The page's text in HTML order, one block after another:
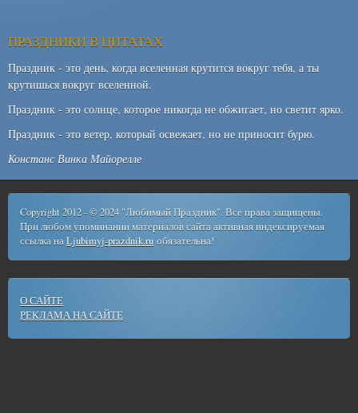
ПРАЗДНИКИ В ЦИТАТАХ
Праздник - это день, когда вселенная крутится вокруг тебя, а ты
крутишься вокруг вселенной.
Праздник - это солнце, которое никогда не обжигает, но светит ярко.
Праздник - это ветер, который освежает, но не приносит бурю.
Констанс Винка Майорелле
Copyright 2012 - © 2024 "Любимый Праздник". Все права защищены.
При любом упоминании материалов сайта активная индексируемая
ссылка наLjubimyj-prazdnik.ru обязательна!
О САЙТЕ
РЕКЛАМА НА САЙТЕ